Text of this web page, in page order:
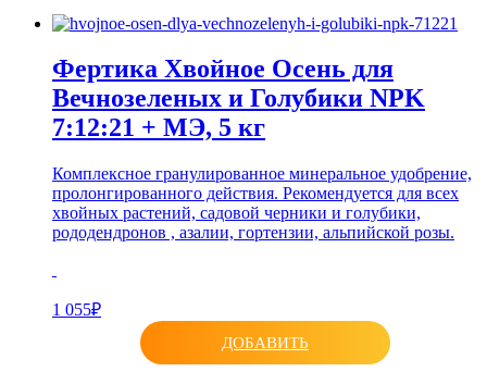
Фертика Хвойное Осень для
Вечнозеленых и Голубики NPK
7:12:21 + МЭ, 5 кг
Комплексное гранулированное минеральное удобрение,
пролонгированного действия. Рекомендуется для всех
хвойных растений, садовой черники и голубики,
рододендронов , азалии, гортензии, альпийской розы.
1 055₽
ДОБАВИТЬ